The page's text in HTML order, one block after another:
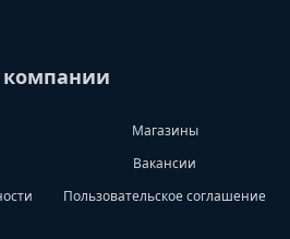
Магазины
Вакансии
Пользовательское соглашение